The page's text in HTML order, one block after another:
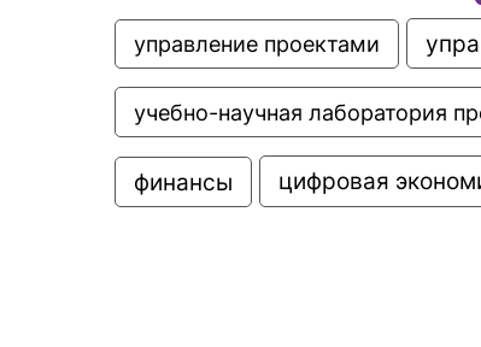
управление проектами
учебно-научная лаборатория
финансы цифровая